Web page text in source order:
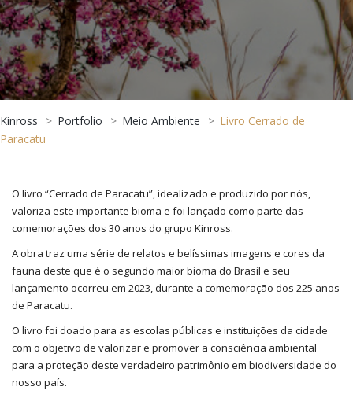
Kinross > Portfolio > Meio Ambiente > Livro Cerrado de
Paracatu
O livro “Cerrado de Paracatu”, idealizado e produzido por nós,
valoriza este importante bioma e foi lançado como parte das
comemorações dos 30 anos do grupo Kinross.
A obra traz uma série de relatos e belíssimas imagens e cores da
fauna deste que é o segundo maior bioma do Brasil e seu
lançamento ocorreu em 2023, durante a comemoração dos 225 anos
de Paracatu.
O livro foi doado para as escolas públicas e instituições da cidade
com o objetivo de valorizar e promover a consciência ambiental
para a proteção deste verdadeiro patrimônio em biodiversidade do
nosso país.